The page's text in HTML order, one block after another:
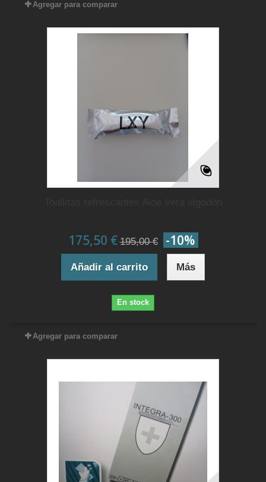
Agregar para comparar
175,50 € 195,00 € -10%
Añadir al carrito Más
En stock
Agregar para comparar